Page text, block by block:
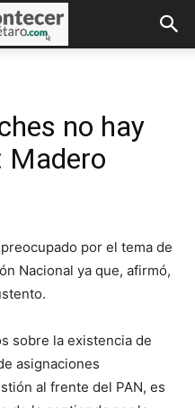
no hay
Madero
por el tema de
Nacional ya que, afirmó,
sobre la existencia de
asignaciones
al frente del PAN, es